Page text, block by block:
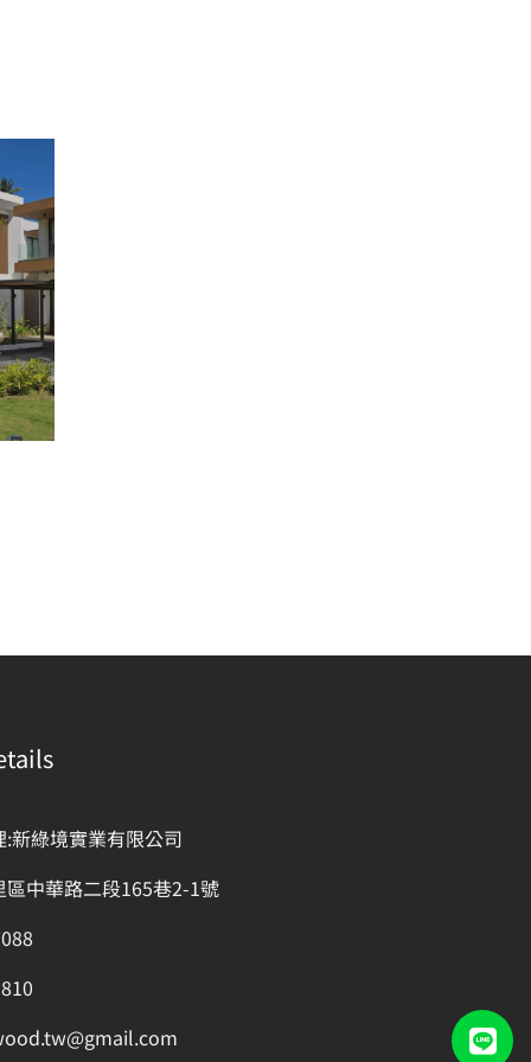
新綠境實業有限公司
區中華路二段165巷2-1號